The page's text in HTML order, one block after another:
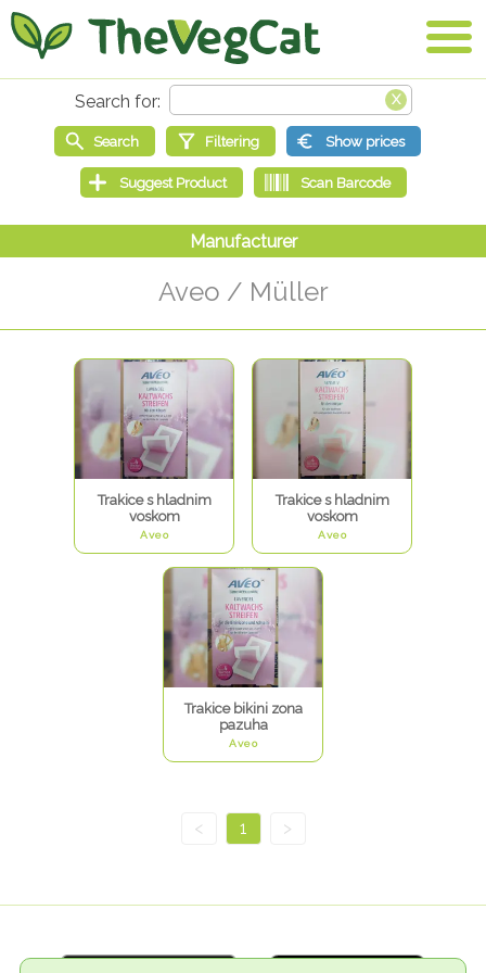
Aveo / Müller
Trakice s hladnim
voskom
Aveo
Trakice s hladnim
voskom
Aveo
Trakice bikini zona
pazuha
Aveo
< 1 >